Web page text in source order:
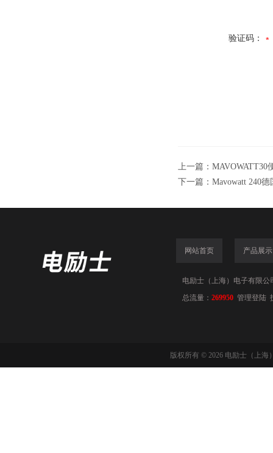
验证码：
上一篇： MAVOWATT30
下一篇： Mavowatt 240
网站首页 产品展示
电励士（上海）电子有限公
总流量： 269950 管理登陆
版权所有 © 2026 电励士（上